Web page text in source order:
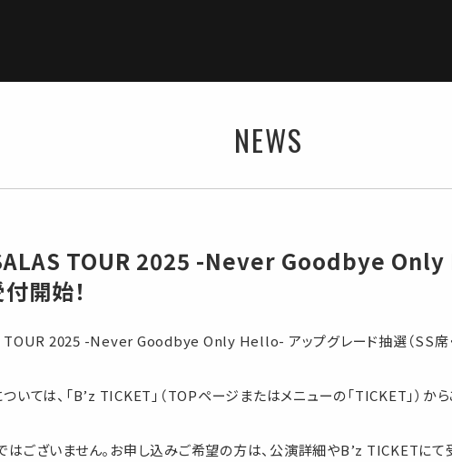
NEWS
TOUR 2025 -Never Goodbye Only
開始！
2025 -Never Goodbye Only Hello- アップグレード抽選（SS席
いては、「B’z TICKET」（TOPページまたはメニューの「TICKET」）から
ございません。お申し込みご希望の方は、公演詳細やB’z TICKETに